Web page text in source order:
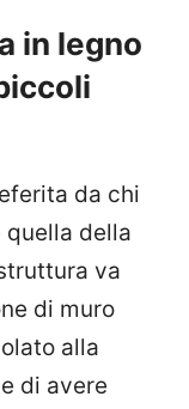
in legno
da chi
della
va
di muro
alla
di avere